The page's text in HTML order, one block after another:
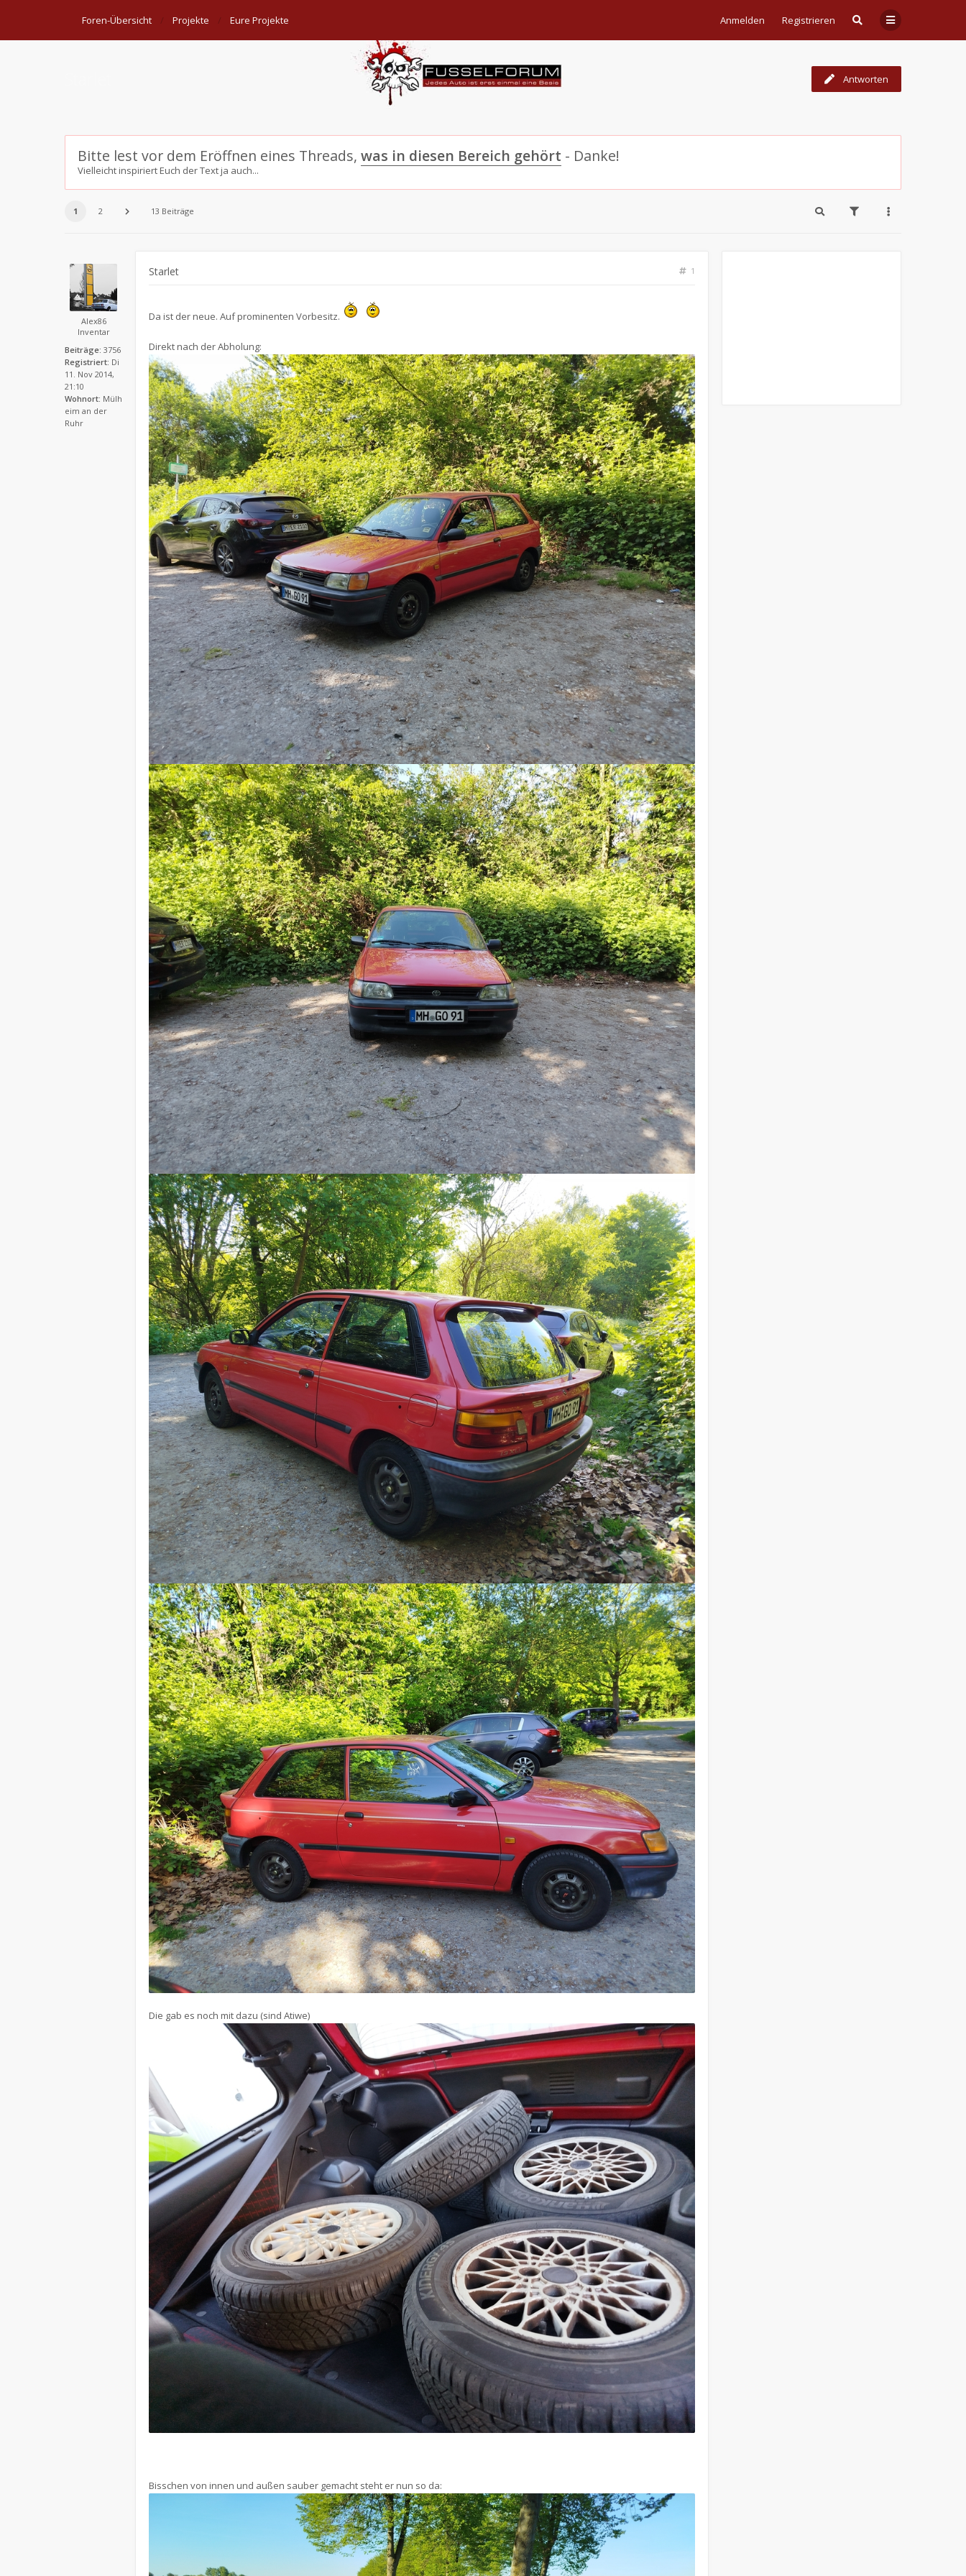
Anmelden Registrieren
Foren-Übersicht Projekte Eure Projekte
Antworten
Bitte lest vor dem Eröffnen eines Threads, was in diesen Bereich gehört - Danke!
Vielleicht inspiriert Euch der Text ja auch...
1 2 13 Beiträge
Alex86
Inventar
Beiträge: 3756
Registriert: Di
11. Nov 2014,
21:10
Wohnort: Mülh
eim an der
Ruhr
Starlet 1
Da ist der neue. Auf prominenten Vorbesitz.
Direkt nach der Abholung:
Die gab es noch mit dazu (sind Atiwe)
Bisschen von innen und außen sauber gemacht steht er nun so da: